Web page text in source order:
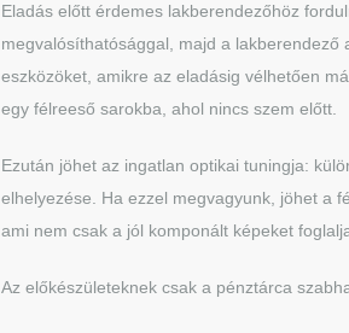
Eladás előtt érdemes lakberendezőhöz
megvalósíthatósággal, majd a lakberendező
eszközöket, amikre az eladásig vélhetően
egy félreeső sarokba, ahol nincs szem előtt.
Ezután jöhet az ingatlan optikai tuningja:
elhelyezése. Ha ezzel megvagyunk, jöhet a
ami nem csak a jól komponált képeket
Az előkészületeknek csak a pénztárca